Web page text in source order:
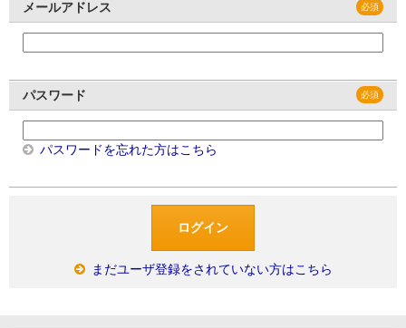
メールアドレス
パスワード
パスワードを忘れた方はこちら
まだユーザ登録をされていない方はこちら